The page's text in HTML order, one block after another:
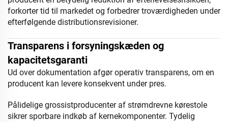
forkorter tid til markedet og forbedrer troværdigheden under
efterfølgende distributionsrevisioner.
Transparens i forsyningskæden og
kapacitetsgaranti
Ud over dokumentation afgør operativ transparens, om en
producent kan levere konsekvent under pres.
Pålidelige grossistproducenter af strømdrevne kørestole
sikrer sporbare indkøb af kernekomponenter. Tydelig